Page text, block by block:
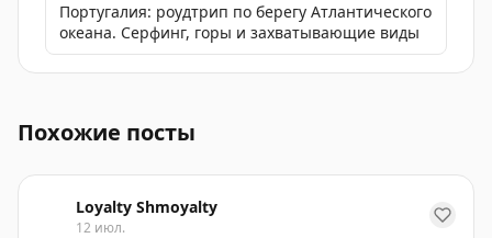
Португалия: роудтрип по берегу Атлантического
океана. Серфинг, горы и захватывающие виды
Похожие посты
Loyalty Shmoyalty
12 июл.